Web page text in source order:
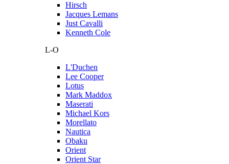
Hirsch
Jacques Lemans
Just Cavalli
Kenneth Cole
L-O
L'Duchen
Lee Cooper
Lotus
Mark Maddox
Maserati
Michael Kors
Morellato
Nautica
Obaku
Orient
Orient Star